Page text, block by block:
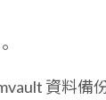
資料備